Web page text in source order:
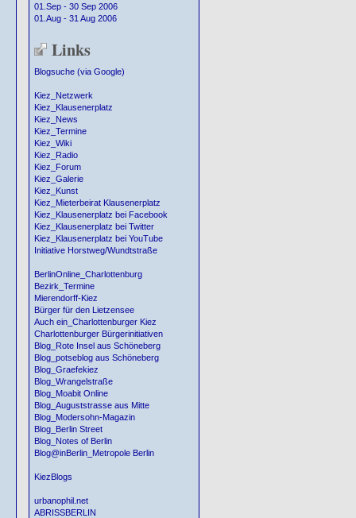
01.Sep - 30 Sep 2006
01.Aug - 31 Aug 2006
Links
Blogsuche (via Google)
Kiez_Netzwerk
Kiez_Klausenerplatz
Kiez_News
Kiez_Termine
Kiez_Wiki
Kiez_Radio
Kiez_Forum
Kiez_Galerie
Kiez_Kunst
Kiez_Mieterbeirat Klausenerplatz
Kiez_Klausenerplatz bei Facebook
Kiez_Klausenerplatz bei Twitter
Kiez_Klausenerplatz bei YouTube
Initiative Horstweg/Wundtstraße
BerlinOnline_Charlottenburg
Bezirk_Termine
Mierendorff-Kiez
Bürger für den Lietzensee
Auch ein_Charlottenburger Kiez
Charlottenburger Bürgerinitiativen
Blog_Rote Insel aus Schöneberg
Blog_potseblog aus Schöneberg
Blog_Graefekiez
Blog_Wrangelstraße
Blog_Moabit Online
Blog_Auguststrasse aus Mitte
Blog_Modersohn-Magazin
Blog_Berlin Street
Blog_Notes of Berlin
Blog@inBerlin_Metropole Berlin
KiezBlogs
urbanophil.net
ABRISSBERLIN